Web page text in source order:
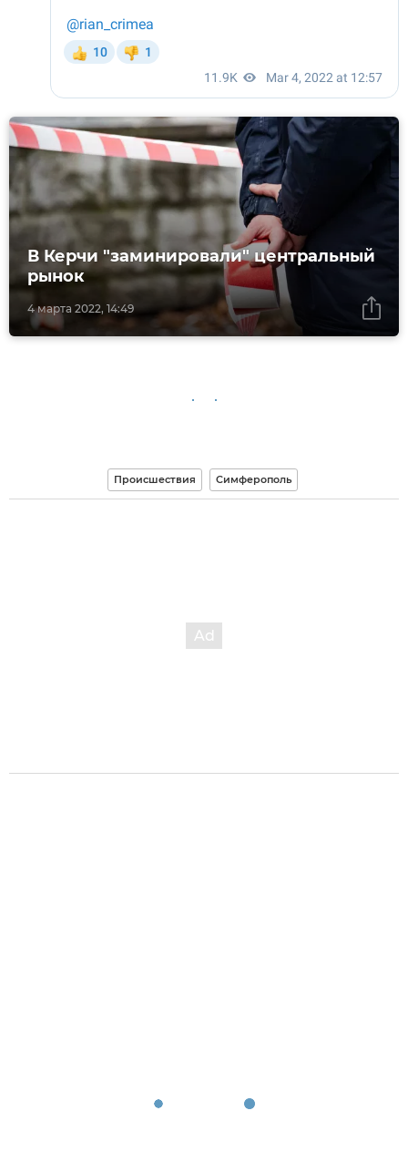
4 марта 2022, 14:49
В Керчи "заминировали" центральный
рынок
Происшествия Симферополь